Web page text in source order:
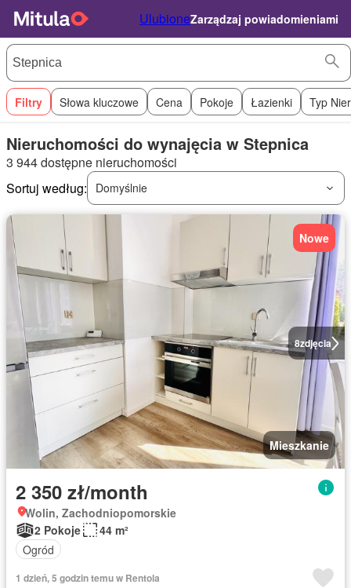
UlubioneZarządzaj powiadomieniami
Filtry Słowa kluczowe Cena Pokoje Łazienki Typ
Nieruchomości do wynajęcia w Stepnica
3 944 dostępne nieruchomości
Sortuj według:
Domyślnie
8zdjęcia
Nowe
Mieszkanie
2 350 zł/month
Wolin, Zachodniopomorskie
2 Pokoje
44 m²
Ogród
1 dzień, 5 godzin temu w Rentola